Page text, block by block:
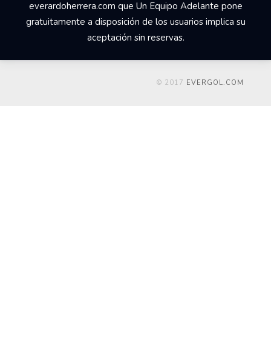
everardoherrera.com que Un Equipo Adelante pone
gratuitamente a disposición de los usuarios implica su
aceptación sin reservas.
© 2017 EVERGOL.COM